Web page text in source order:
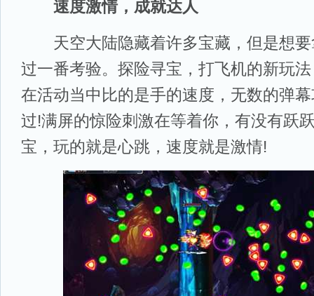
速度激情，成就达人
天空大陆隐藏着许多宝藏，但是想要
过一番考验。探险寻宝，打飞机的新玩
在活动当中比的是手的速度，无数的弹
过!满屏的惊险刺激在等着你，有没有跃
宝，玩的就是心跳，速度就是激情!